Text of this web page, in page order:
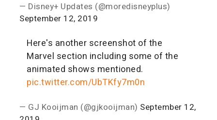
— Disney+ Updates (@moredisneyplus)
September 12, 2019
Here's another screenshot of the
Marvel section including some of the
animated shows mentioned.
pic.twitter.com/UbTKfy7m0n
— GJ Kooijman (@gjkooijman) September 12,